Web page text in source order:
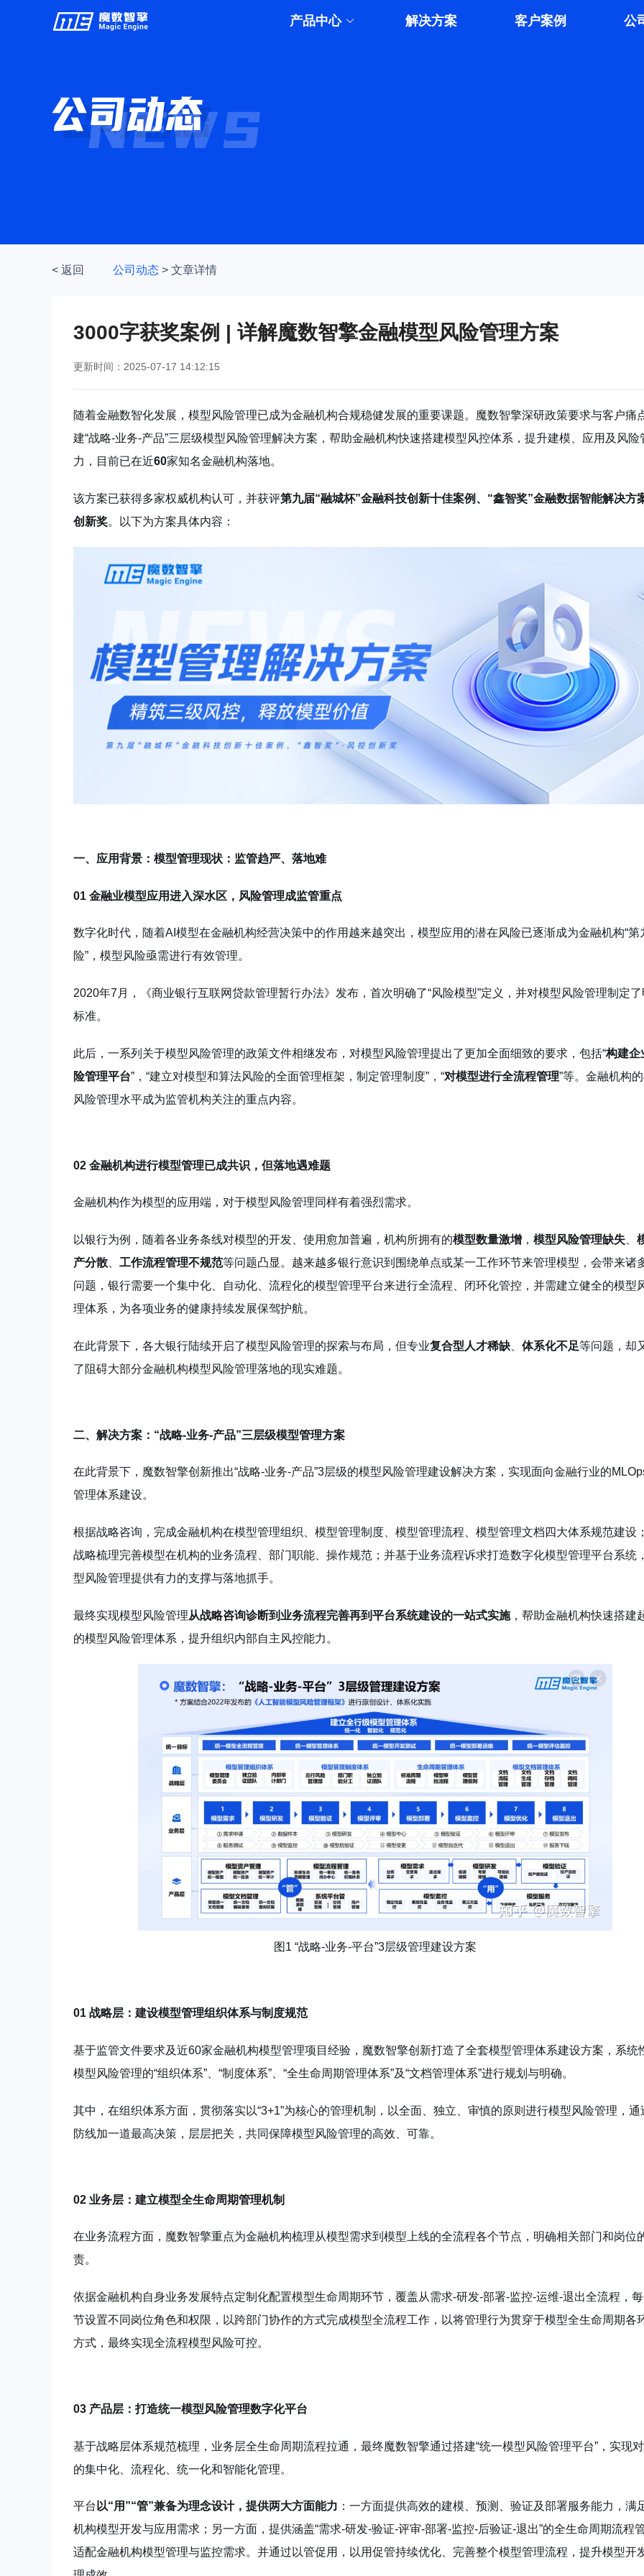
产品中心 解决方案 客户案例 公
< 返回 公司动态 > 文章详情
3000字获奖案例 | 详解魔数智擎金融模型风险管理方案
更新时间：2025-07-17 14:12:15
随着金融数智化发展，模型风险管理已成为金融机构合规稳健发展的重要课题。魔数智擎深研政策要求与客户痛
建“战略-业务-产品”三层级模型风险管理解决方案，帮助金融机构快速搭建模型风控体系，提升建模、应用及风险
力，目前已在近60家知名金融机构落地。
该方案已获得多家权威机构认可，并获评第九届“融城杯”金融科技创新十佳案例、“鑫智奖”金融数据智能解决方
创新奖。以下为方案具体内容：
一、应用背景：模型管理现状：监管趋严、落地难
01 金融业模型应用进入深水区，风险管理成监管重点
数字化时代，随着AI模型在金融机构经营决策中的作用越来越突出，模型应用的潜在风险已逐渐成为金融机构“第
险”，模型风险亟需进行有效管理。
2020年7月，《商业银行互联网贷款管理暂行办法》发布，首次明确了“风险模型”定义，并对模型风险管理制定
标准。
此后，一系列关于模型风险管理的政策文件相继发布，对模型风险管理提出了更加全面细致的要求，包括“构建企
险管理平台”，“建立对模型和算法风险的全面管理框架，制定管理制度”，“对模型进行全流程管理”等。金融机构
风险管理水平成为监管机构关注的重点内容。
02 金融机构进行模型管理已成共识，但落地遇难题
金融机构作为模型的应用端，对于模型风险管理同样有着强烈需求。
以银行为例，随着各业务条线对模型的开发、使用愈加普遍，机构所拥有的模型数量激增 ， 模型风险管理缺失
产分散
工作流程管理不规范等问题凸显。越来越多银行意识到围绕单点或某一工作环节来管理模型，会带来诸
问题，银行需要一个集中化、自动化、流程化的模型管理平台来进行全流程、闭环化管控，并需建立健全的模型
理体系，为各项业务的健康持续发展保驾护航。
在此背景下，各大银行陆续开启了模型风险管理的探索与布局，但专业复合型人才稀缺 体系化不足等问题，却
了阻碍大部分金融机构模型风险管理落地的现实难题。
二、解决方案：“战略-业务-产品”三层级模型管理方案
在此背景下，魔数智擎创新推出“战略-业务-产品”3层级的模型风险管理建设解决方案，实现面向金融行业的
管理体系建设。
根据战略咨询，完成金融机构在模型管理组织、模型管理制度、模型管理流程、模型管理文档四大体系规范建设
战略梳理完善模型在机构的业务流程、部门职能、操作规范；并基于业务流程诉求打造数字化模型管理平台系统
型风险管理提供有力的支撑与落地抓手。
最终实现模型风险管理从战略咨询诊断到业务流程完善再到平台系统建设的一站式实施，帮助金融机构快速搭建
的模型风险管理体系，提升组织内部自主风控能力。
图1 “战略-业务-平台”3层级管理建设方案
01 战略层：建设模型管理组织体系与制度规范
基于监管文件要求及近60家金融机构模型管理项目经验，魔数智擎创新打造了全套模型管理体系建设方案，系统
模型风险管理的“组织体系”、“制度体系”、“全生命周期管理体系”及“文档管理体系”进行规划与明确。
其中，在组织体系方面，贯彻落实以“3+1”为核心的管理机制，以全面、独立、审慎的原则进行模型风险管理，通
防线加一道最高决策，层层把关，共同保障模型风险管理的高效、可靠。
02 业务层：建立模型全生命周期管理机制
在业务流程方面，魔数智擎重点为金融机构梳理从模型需求到模型上线的全流程各个节点，明确相关部门和岗位
责。
依据金融机构自身业务发展特点定制化配置模型生命周期环节，覆盖从需求-研发-部署-监控-运维-退出全流程，
节设置不同岗位角色和权限，以跨部门协作的方式完成模型全流程工作，以将管理行为贯穿于模型全生命周期各
方式，最终实现全流程模型风险可控。
03 产品层：打造统一模型风险管理数字化平台
基于战略层体系规范梳理，业务层全生命周期流程拉通，最终魔数智擎通过搭建“统一模型风险管理平台”，实现
的集中化、流程化、统一化和智能化管理。
平台 以“用”“管”兼备为理念设计，提供两大方面能力 ：一方面提供高效的建模、预测、验证及部署服务能力，满
机构模型开发与应用需求；另一方面，提供涵盖“需求-研发-验证-评审-部署-监控-后验证-退出”的全生命周期流程
适配金融机构模型管理与监控需求。并通过以管促用，以用促管持续优化、完善整个模型管理流程，提升模型开